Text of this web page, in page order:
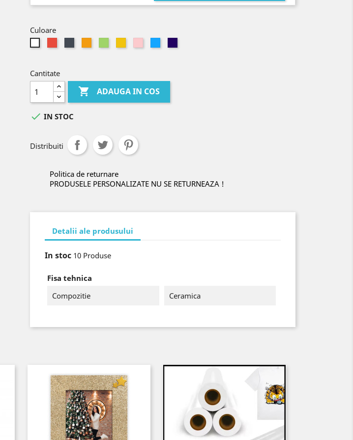
Culoare
Cantitate
 ADAUGA IN COS
 IN STOC
Distribuiti
Politica de returnare
PRODUSELE PERSONALIZATE NU SE RETURNEAZA !
Detalii ale produsului
In stoc 10 Produse
Fisa tehnica
Compozitie
Ceramica